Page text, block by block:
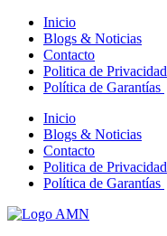
Inicio
Blogs & Noticias
Contacto
Politica de Privacidad
Política de Garantías
Inicio
Blogs & Noticias
Contacto
Politica de Privacidad
Política de Garantías